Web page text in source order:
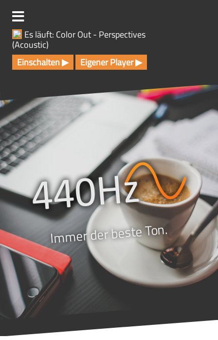
s
p
r
i
n
g
e
n
Es läuft: Color Out - Perspectives
(Acoustic)
Einschalten ▶
Eigener Player ▶
Immer der beste Ton.